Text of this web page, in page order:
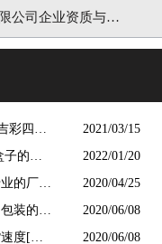
公司企业资质与实
彩四方]
2021/03/15
2022/01/20
的厂家
2020/04/25
装的价
2020/06/08
度[吉
2020/06/08